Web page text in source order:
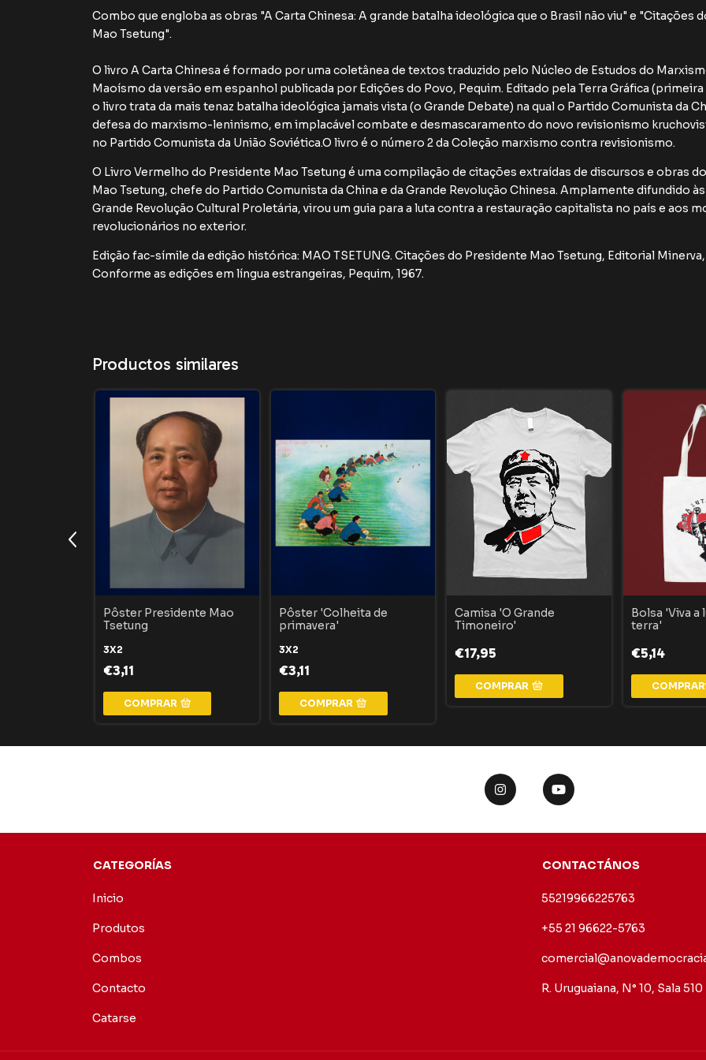
Combo que engloba as obras "A Carta Chinesa: A grande batalha ideológica que o Brasil não viu" e "Citações
Mao Tsetung".
O livro A Carta Chinesa é formado por uma coletânea de textos traduzido pelo Núcleo de Estudos do
Maoísmo da versão em espanhol publicada por Edições do Povo, Pequim. Editado pela Terra Gráfica
o livro trata da mais tenaz batalha ideológica jamais vista (o Grande Debate) na qual o Partido Comunista da
defesa do marxismo-leninismo, em implacável combate e desmascaramento do novo revisionismo
no Partido Comunista da União Soviética.O livro é o número 2 da Coleção marxismo contra revisionismo.
O Livro Vermelho do Presidente Mao Tsetung é uma compilação de citações extraídas de discursos e obras
Mao Tsetung, chefe do Partido Comunista da China e da Grande Revolução Chinesa. Amplamente difundido
Grande Revolução Cultural Proletária, virou um guia para a luta contra a restauração capitalista no país e aos
revolucionários no exterior.
Edição fac-símile da edição histórica: MAO TSETUNG. Citações do Presidente Mao Tsetung, Editorial Minerva,
Conforme as edições em língua estrangeiras, Pequim, 1967.
Productos similares
Pôster Presidente Mao
Tsetung
3X2
€3,11
COMPRAR
Pôster 'Colheita de
primavera'
3X2
€3,11
COMPRAR
Camisa 'O Grande
Timoneiro'
€17,95
COMPRAR
Bolsa 'Viva a
terra'
€5,14
CATEGORÍAS
Inicio
Produtos
Combos
Contacto
Catarse
CONTACTÁNOS
55219966225763
+55 21 96622-5763
R. Uruguaiana, N° 10, Sala